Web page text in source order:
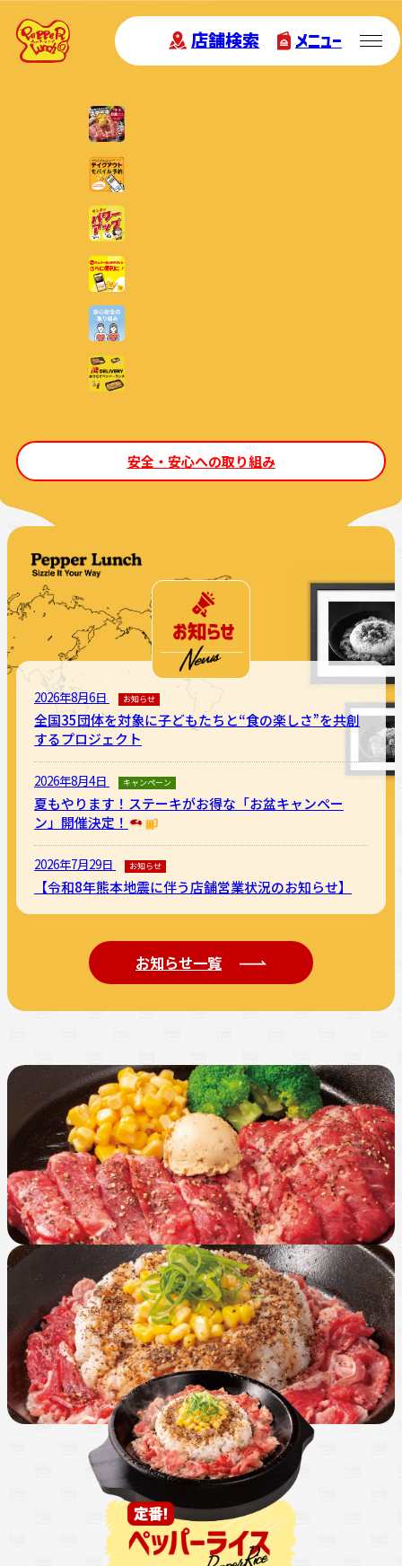
店舗検索 メニュー
安全・安心への取り組み
2026年8月6日 お知らせ
全国35団体を対象に子どもたちと“食の楽しさ”を共創
するプロジェクト
2026年8月4日 キャンペーン
夏もやります！ステーキがお得な「お盆キャンペー
ン」開催決定！
2026年7月29日 お知らせ
【令和8年熊本地震に伴う店舗営業状況のお知らせ】
お知らせ一覧